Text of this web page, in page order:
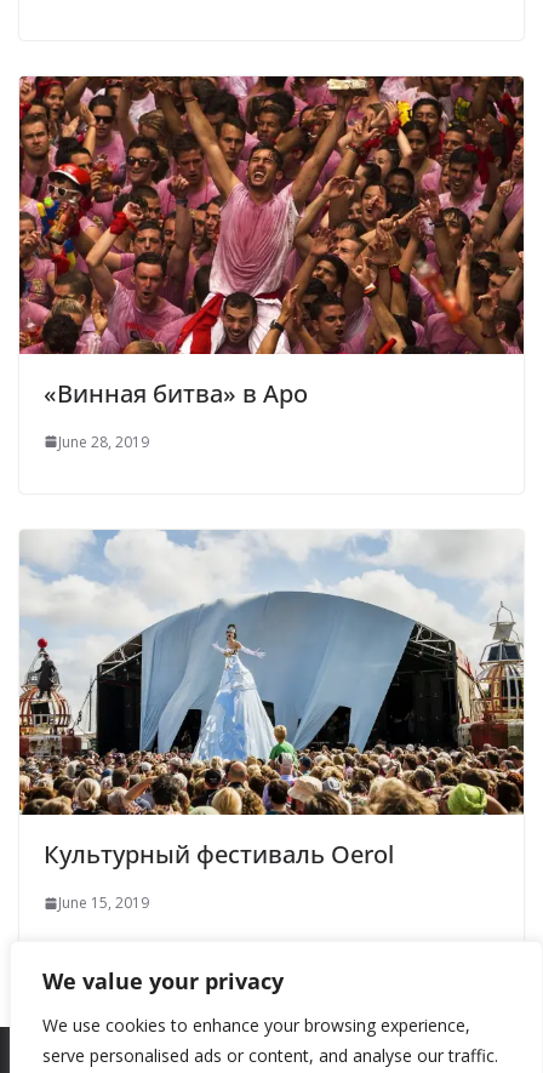
We value your privacy
We use cookies to enhance your browsing experience,
serve personalised ads or content, and analyse our traffic.
«Винная битва» в Аро
June 28, 2019
Культурный фестиваль Oerol
June 15, 2019